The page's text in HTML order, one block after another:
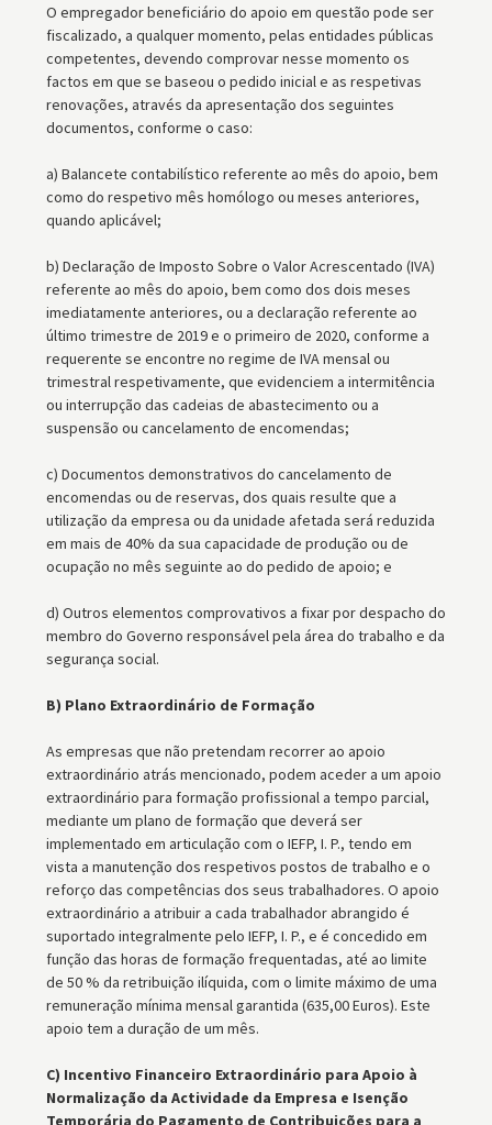
O empregador beneficiário do apoio em questão pode ser
fiscalizado, a qualquer momento, pelas entidades públicas
competentes, devendo comprovar nesse momento os
factos em que se baseou o pedido inicial e as respetivas
renovações, através da apresentação dos seguintes
documentos, conforme o caso:
a) Balancete contabilístico referente ao mês do apoio, bem
como do respetivo mês homólogo ou meses anteriores,
quando aplicável;
b) Declaração de Imposto Sobre o Valor Acrescentado (IVA)
referente ao mês do apoio, bem como dos dois meses
imediatamente anteriores, ou a declaração referente ao
último trimestre de 2019 e o primeiro de 2020, conforme a
requerente se encontre no regime de IVA mensal ou
trimestral respetivamente, que evidenciem a intermitência
ou interrupção das cadeias de abastecimento ou a
suspensão ou cancelamento de encomendas;
c) Documentos demonstrativos do cancelamento de
encomendas ou de reservas, dos quais resulte que a
utilização da empresa ou da unidade afetada será reduzida
em mais de 40% da sua capacidade de produção ou de
ocupação no mês seguinte ao do pedido de apoio; e
d) Outros elementos comprovativos a fixar por despacho do
membro do Governo responsável pela área do trabalho e da
segurança social.
B) Plano Extraordinário de Formação
As empresas que não pretendam recorrer ao apoio
extraordinário atrás mencionado, podem aceder a um apoio
extraordinário para formação profissional a tempo parcial,
mediante um plano de formação que deverá ser
implementado em articulação com o IEFP, I. P., tendo em
vista a manutenção dos respetivos postos de trabalho e o
reforço das competências dos seus trabalhadores. O apoio
extraordinário a atribuir a cada trabalhador abrangido é
suportado integralmente pelo IEFP, I. P., e é concedido em
função das horas de formação frequentadas, até ao limite
de 50 % da retribuição ilíquida, com o limite máximo de uma
remuneração mínima mensal garantida (635,00 Euros). Este
apoio tem a duração de um mês.
C) Incentivo Financeiro Extraordinário para Apoio à
Normalização da Actividade da Empresa e Isenção
Temporária do Pagamento de Contribuições para a